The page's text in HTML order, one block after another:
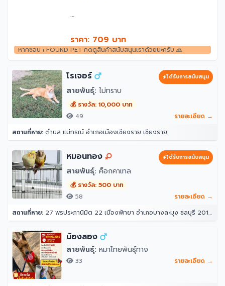
ราคา: 709 บาท
หากชอบ i FOUND PET กดดูสินค้าสนับสนุนเราด้วยนะครับ 🙏
โรเจอร์ ได้รับการสนับสนุน
สายพันธุ์: ไม่ทราบ
💰 รางวัล: 10,000 บาท
49
รายละเอียด →
สถานที่หาย: ตำบล แม่กรณ์ อำเภอเมืองเชียงราย เชียงราย
หมอนทอง ได้รับการสนับสนุน
สายพันธุ์: ค็อกคาเทล
💰 รางวัล: 500 บาท
58
รายละเอียด →
สถานที่หาย: 27 พรประภานิมิต 22 เมืองพัทยา อำเภอบางละมุง ชลบุรี 20150
น้องสอง
สายพันธุ์: หมาไทยพันธุ์ทาง
33 รายละเอียด →